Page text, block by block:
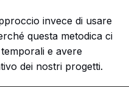
invece di usare
questa metodica ci
e avere
dei nostri progetti.